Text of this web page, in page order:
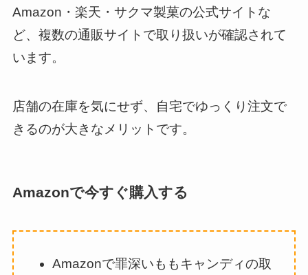
Amazon・楽天・サクマ製菓の公式サイトな
ど、複数の通販サイトで取り扱いが確認されて
います。
店舗の在庫を気にせず、自宅でゆっくり注文で
きるのが大きなメリットです。
Amazonで今すぐ購入する
Amazonで罪深いももキャンディの取